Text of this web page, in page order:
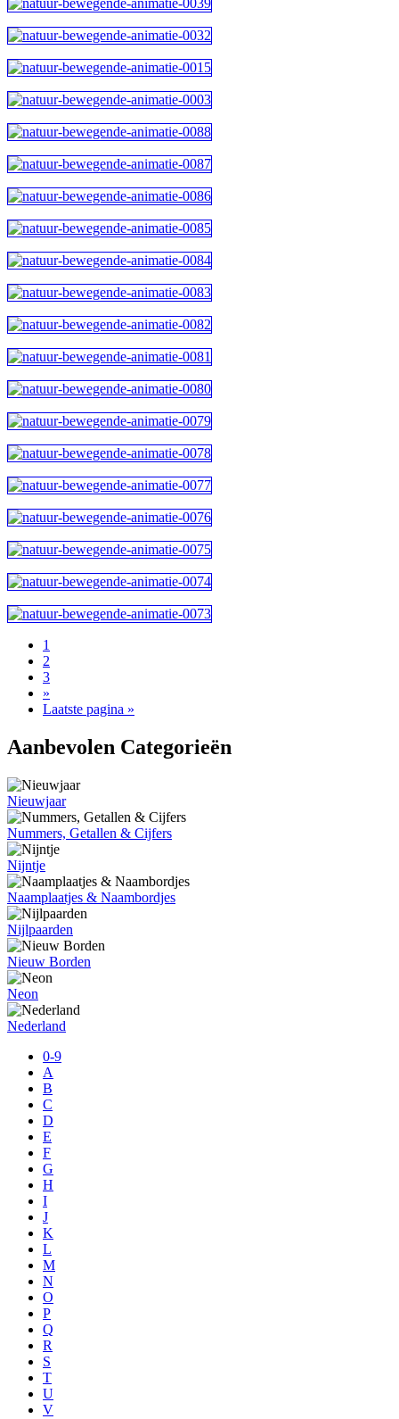
1
2
3
»
Laatste pagina »
Aanbevolen Categorieën
Nieuwjaar
Nummers, Getallen & Cijfers
Nijntje
Naamplaatjes & Naambordjes
Nijlpaarden
Nieuw Borden
Neon
Nederland
0-9
A
B
C
D
E
F
G
H
I
J
K
L
M
N
O
P
Q
R
S
T
U
V